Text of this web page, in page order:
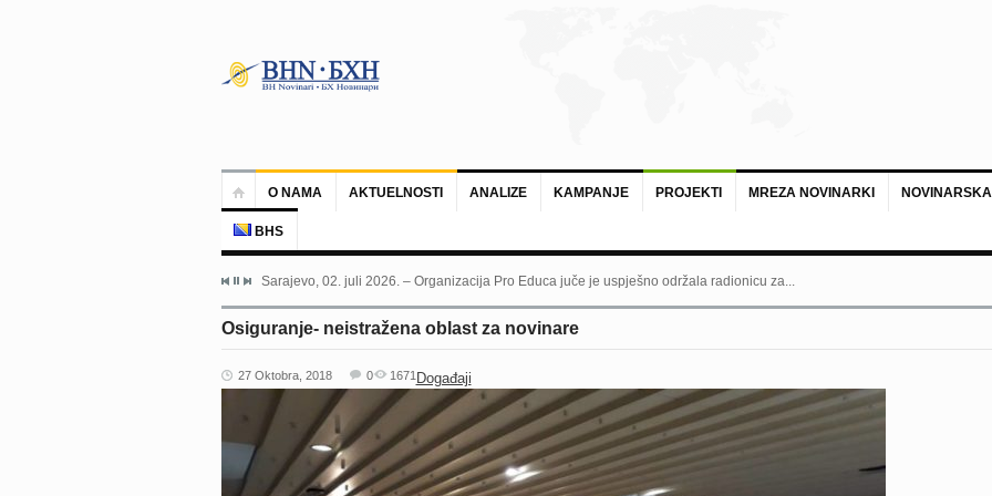
O NAMA AKTUELNOSTI ANALIZE KAMPANJE PROJEKTI MREZA NOVINARKI
BHS
Sarajevo, 02. juli 2026. – Organizacija Pro Educa juče je uspješno održala radionicu za...
Osiguranje- neistražena oblast za novinare
27 Oktobra, 2018 Događaji
0 1671